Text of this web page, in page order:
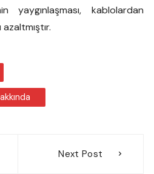
yaygınlaşması, kablolardan
Next Post